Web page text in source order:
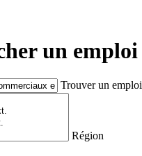
un emploi
Trouver un emploi
Région